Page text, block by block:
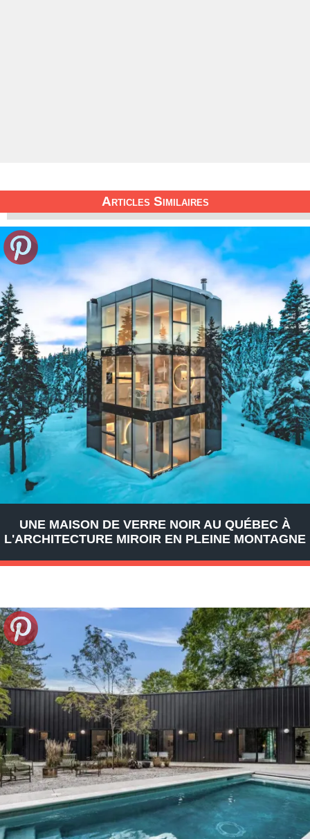
Articles Similaires
UNE MAISON DE VERRE NOIR AU QUÉBEC À
L'ARCHITECTURE MIROIR EN PLEINE MONTAGNE